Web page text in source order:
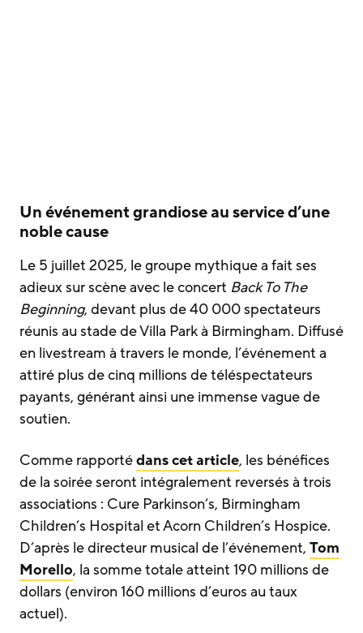
Un événement grandiose au service d’une
noble cause
Le 5 juillet 2025, le groupe mythique a fait ses
adieux sur scène avec le concert Back To The
Beginning, devant plus de 40 000 spectateurs
réunis au stade de Villa Park à Birmingham. Diffusé
en livestream à travers le monde, l’événement a
attiré plus de cinq millions de téléspectateurs
payants, générant ainsi une immense vague de
soutien.
Comme rapportédans cet article, les bénéfices
de la soirée seront intégralement reversés à trois
associations : Cure Parkinson’s, Birmingham
Children’s Hospital et Acorn Children’s Hospice.
D’après le directeur musical de l’événement, Tom
Morello, la somme totale atteint 190 millions de
dollars (environ 160 millions d’euros au taux
actuel).